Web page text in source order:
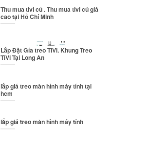
Thu mua tivi củ . Thu mua tivi củ giá
cao tại Hồ Chí Minh
Lắp Đặt Gía treo TiVi. Khung Treo
TiVi Tại Long An
lắp giá treo màn hình máy tính tại
hcm
lắp giá treo màn hình máy tính